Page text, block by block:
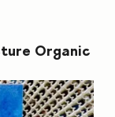
Organic